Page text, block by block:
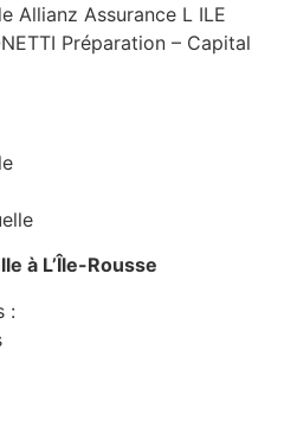
Allianz Assurance L ILE
Préparation – Capital
à L’Île-Rousse
: